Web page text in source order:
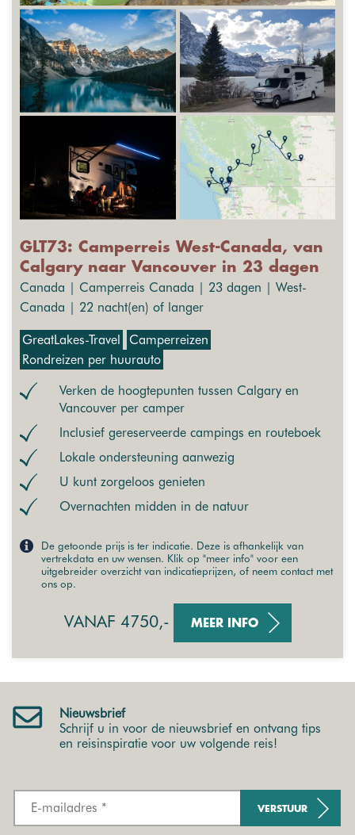
GLT73: Camperreis West-Canada, van
Calgary naar Vancouver in 23 dagen
Canada | Camperreis Canada | 23 dagen | West-
Canada | 22 nacht(en) of langer
GreatLakes-Travel
Camperreizen
Rondreizen per huurauto
Verken de hoogtepunten tussen Calgary en
Vancouver per camper
Inclusief gereserveerde campings en routeboek
Lokale ondersteuning aanwezig
U kunt zorgeloos genieten
Overnachten midden in de natuur
De getoonde prijs is ter indicatie. Deze is afhankelijk van
vertrekdata en uw wensen. Klik op "meer info" voor een
uitgebreider overzicht van indicatieprijzen, of neem contact met
ons op.
VANAF 4750,- MEER INFO
Nieuwsbrief
Schrijf u in voor de nieuwsbrief en ontvang tips
en reisinspiratie voor uw volgende reis!
VERSTUUR